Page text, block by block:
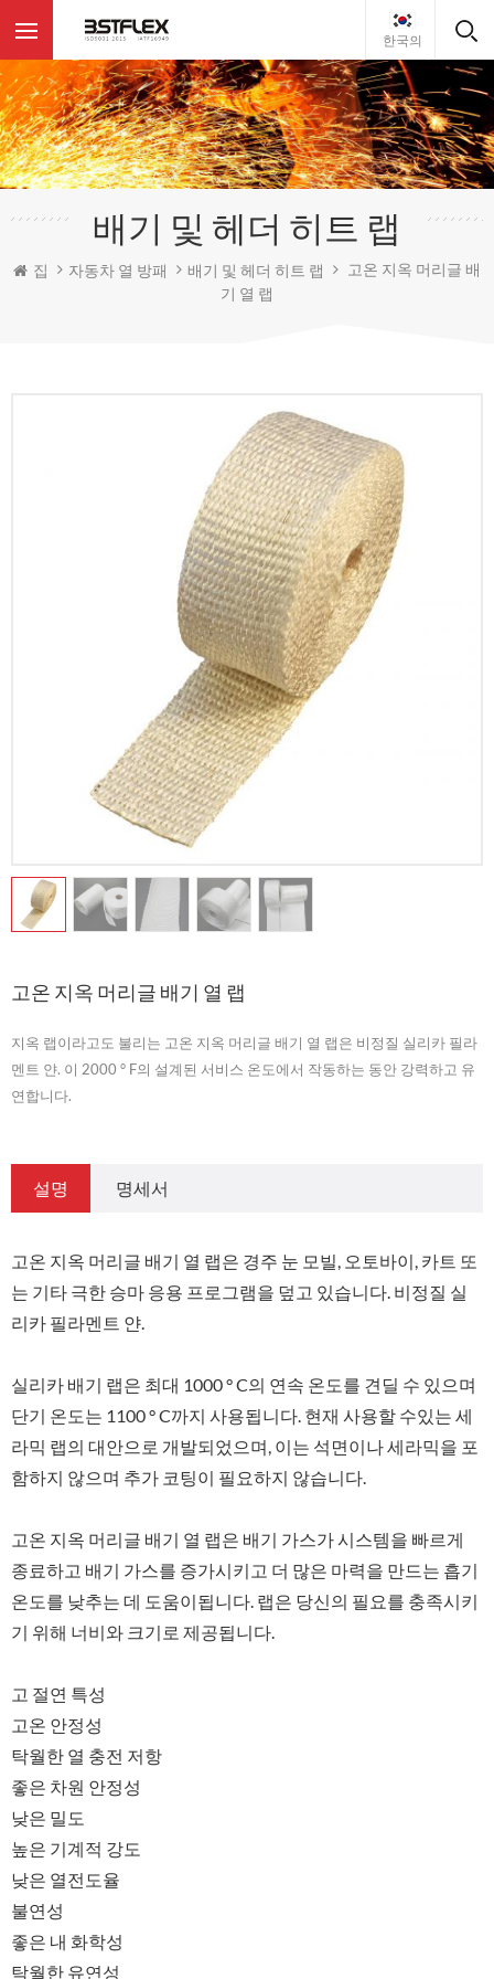
한국의
배기 및 헤더 히트 랩
집 자동차 열 방패 배기 및 헤더 히트 랩
고온 지옥 머리글 배
기 열 랩
고온 지옥 머리글 배기 열 랩
지옥 랩이라고도 불리는 고온 지옥 머리글 배기 열 랩은 비정질 실리카 필라
멘트 얀. 이 2000 ° F의 설계된 서비스 온도에서 작동하는 동안 강력하고 유
연합니다.
설명 명세서
고온 지옥 머리글 배기 열 랩은 경주 눈 모빌, 오토바이, 카트 또
는 기타 극한 승마 응용 프로그램을 덮고 있습니다. 비정질 실
리카 필라멘트 얀.
실리카 배기 랩은 최대 1000 ° C의 연속 온도를 견딜 수 있으며
단기 온도는 1100 ° C까지 사용됩니다. 현재 사용할 수있는 세
라믹 랩의 대안으로 개발되었으며, 이는 석면이나 세라믹을 포
함하지 않으며 추가 코팅이 필요하지 않습니다.
고온 지옥 머리글 배기 열 랩은 배기 가스가 시스템을 빠르게
종료하고 배기 가스를 증가시키고 더 많은 마력을 만드는 흡기
온도를 낮추는 데 도움이됩니다. 랩은 당신의 필요를 충족시키
기 위해 너비와 크기로 제공됩니다.
고 절연 특성
고온 안정성
탁월한 열 충전 저항
좋은 차원 안정성
낮은 밀도
높은 기계적 강도
낮은 열전도율
불연성
좋은 내 화학성
탁월한 유연성